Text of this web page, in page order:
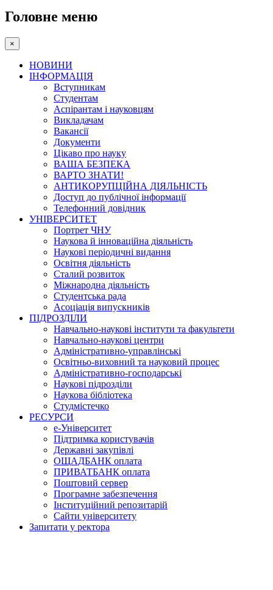
Головне меню
×
НОВИНИ
ІНФОРМАЦІЯ
Вступникам
Студентам
Аспірантам і науковцям
Викладачам
Вакансії
Документи
Цікаво про науку
ВАША БЕЗПЕКА
ВАРТО ЗНАТИ!
АНТИКОРУПЦІЙНА ДІЯЛЬНІСТЬ
Доступ до публічної інформації
Телефонний довідник
УНІВЕРСИТЕТ
Портрет ЧНУ
Наукова й інноваційна діяльність
Наукові періодичні видання
Освітня діяльність
Сталий розвиток
Міжнародна діяльність
Студентська рада
Асоціація випускників
ПІДРОЗДІЛИ
Навчально-наукові інститути та факультети
Навчально-наукові центри
Адміністративно-управлінські
Освітньо-виховний та науковий процес
Адміністративно-господарські
Наукові підрозділи
Наукова бібліотека
Студмістечко
РЕСУРСИ
е-Університет
Підтримка користувачів
Державні закупівлі
ОЩАДБАНК оплата
ПРИВАТБАНК оплата
Поштовий сервер
Програмне забезпечення
Інституційний репозитарій
Сайти університету
Запитати у ректора